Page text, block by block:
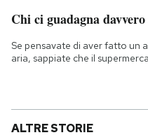
Chi ci guadagna
Se pensavate di aver fatto un
aria, sappiate che il
ALTRE STORIE